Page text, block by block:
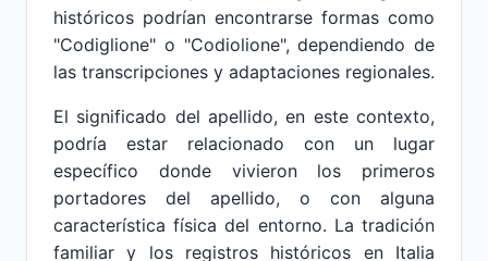
históricos podrían encontrarse formas como
"Codiglione" o "Codiolione", dependiendo de
las transcripciones y adaptaciones regionales.
El significado del apellido, en este contexto,
podría estar relacionado con un lugar
específico donde vivieron los primeros
portadores del apellido, o con alguna
característica física del entorno. La tradición
familiar y los registros históricos en Italia